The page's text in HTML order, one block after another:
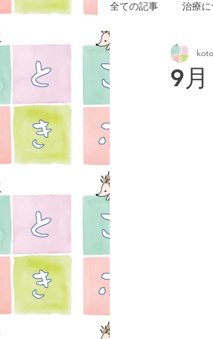
全ての記事 治療に
小児疾患 症
9